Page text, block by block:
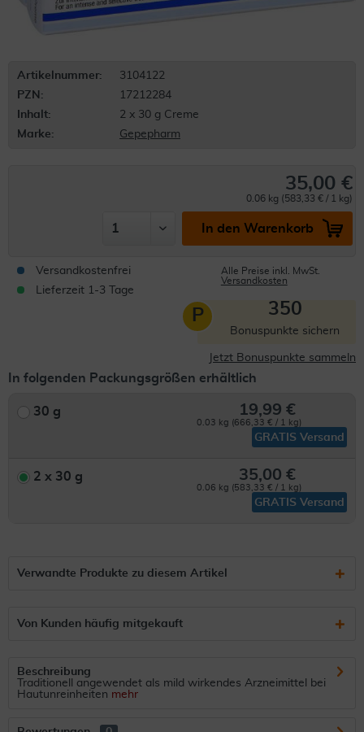
Artikelnummer:
3104122
PZN:
17212284
Inhalt:
2 x 30 g Creme
Marke:
Gepepharm
35,00 €
0.06 kg (583,33 € / 1 kg)
In den Warenkorb
Versandkostenfrei
Lieferzeit 1-3 Tage
Alle Preise inkl. MwSt.
Versandkosten
P 350
Bonuspunkte sichern
Jetzt Bonuspunkte sammeln
In folgenden Packungsgrößen erhältlich
30 g 19,99 €
0.03 kg (666,33 € / 1 kg)
GRATIS Versand
2 x 30 g 35,00 €
0.06 kg (583,33 € / 1 kg)
GRATIS Versand
Verwandte Produkte zu diesem Artikel
Von Kunden häufig mitgekauft
Beschreibung
Traditionell angewendet als mild wirkendes Arzneimittel bei
Hautunreinheiten mehr